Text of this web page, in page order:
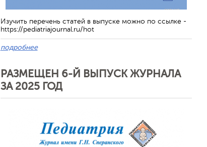
Изучить перечень статей в выпуске можно по ссылке -
https://pediatriajournal.ru/hot
подробнее
РАЗМЕЩЕН 6-Й ВЫПУСК ЖУРНАЛА
ЗА 2025 ГОД